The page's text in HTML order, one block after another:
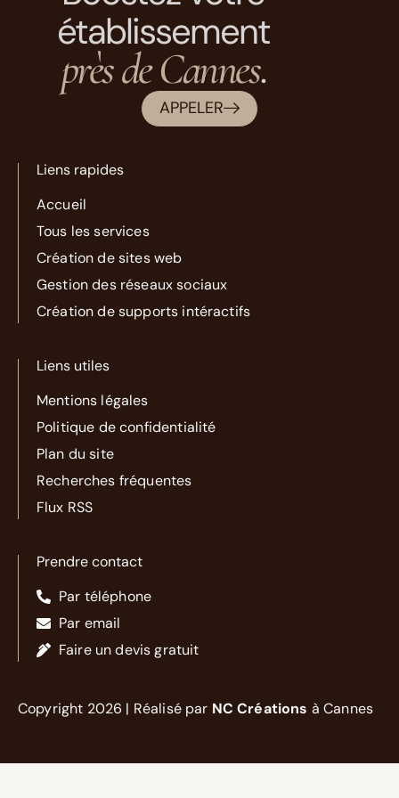
établissement
près de Cannes.
APPELER
Liens rapides
Accueil
Tous les services
Création de sites web
Gestion des réseaux sociaux
Création de supports intéractifs
Liens utiles
Mentions légales
Politique de confidentialité
Plan du site
Recherches fréquentes
Flux RSS
Prendre contact
Par téléphone
Par email
Faire un devis gratuit
Copyright 2026 | Réalisé par NC Créations à Cannes